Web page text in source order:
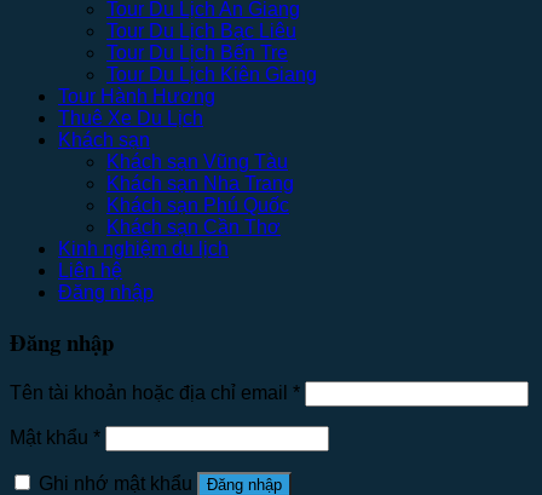
Tour Du Lịch An Giang
Tour Du Lịch Bạc Liêu
Tour Du Lịch Bến Tre
Tour Du Lịch Kiên Giang
Tour Hành Hương
Thuê Xe Du Lịch
Khách sạn
Khách sạn Vũng Tàu
Khách sạn Nha Trang
Khách sạn Phú Quốc
Khách sạn Cần Thơ
Kinh nghiệm du lịch
Liên hệ
Đăng nhập
Đăng nhập
Tên tài khoản hoặc địa chỉ email *
Mật khẩu *
Ghi nhớ mật khẩu Đăng nhập